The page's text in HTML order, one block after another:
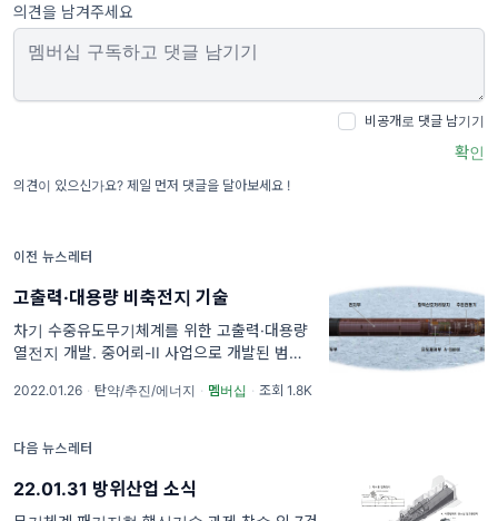
의견을 남겨주세요
비공개로 댓글 남기기
확인
의견이 있으신가요? 제일 먼저 댓글을 달아보세요 !
이전 뉴스레터
고출력·대용량 비축전지 기술
차기 수중유도무기체계를 위한 고출력·대용량
열전지 개발. 중어뢰-II 사업으로 개발된 범상
수상함 및 잠수함을 공격하는 수중 유도무기체
향 및
2022.01.26 · 탄약/추진/에너지 · 멤버십 · 조회 1.8K
다음 뉴스레터
22.01.31 방위산업 소식